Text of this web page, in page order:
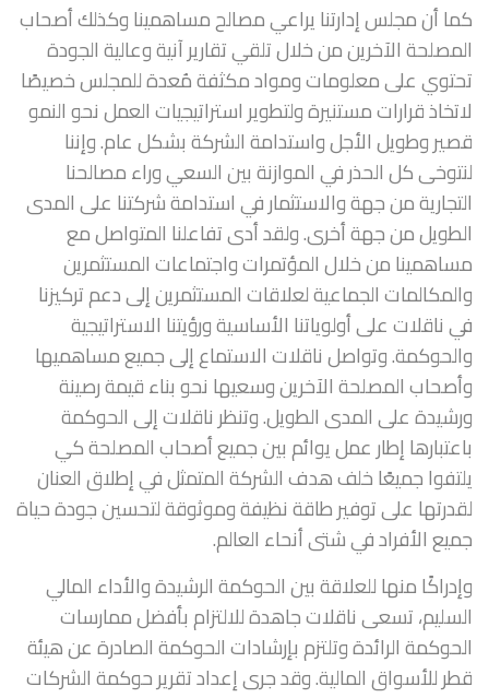
كما أن مجلس إدارتنا يراعي مصالح مساهمينا وكذلك أصحاب
المصلحة الآخرين من خلال تلقي تقارير آنية وعالية الجودة
تحتوي على معلومات ومواد مكثفة مُعدة للمجلس خصيصًا
لاتخاذ قرارات مستنيرة ولتطوير استراتيجيات العمل نحو النمو
قصير وطويل الأجل واستدامة الشركة بشكل عام. وإننا
لنتوخى كل الحذر في الموازنة بين السعي وراء مصالحنا
التجارية من جهة والاستثمار في استدامة شركتنا على المدى
الطويل من جهة أخرى. ولقد أدى تفاعلنا المتواصل مع
مساهمينا من خلال المؤتمرات واجتماعات المستثمرين
والمكالمات الجماعية لعلاقات المستثمرين إلى دعم تركيزنا
في ناقلات على أولوياتنا الأساسية ورؤيتنا الاستراتيجية
والحوكمة. وتواصل ناقلات الاستماع إلى جميع مساهميها
وأصحاب المصلحة الآخرين وسعيها نحو بناء قيمة رصينة
ورشيدة على المدى الطويل. وتنظر ناقلات إلى الحوكمة
باعتبارها إطار عمل يوائم بين جميع أصحاب المصلحة كي
يلتفوا جميعًا خلف هدف الشركة المتمثل في إطلاق العنان
لقدرتها على توفير طاقة نظيفة وموثوقة لتحسين جودة حياة
جميع الأفراد في شتى أنحاء العالم.
وإدراكًا منها للعلاقة بين الحوكمة الرشيدة والأداء المالي
السليم، تسعى ناقلات جاهدة للالتزام بأفضل ممارسات
الحوكمة الرائدة وتلتزم بإرشادات الحوكمة الصادرة عن هيئة
قطر للأسواق المالية. وقد جرى إعداد تقرير حوكمة الشركات